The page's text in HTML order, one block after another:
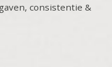
consistentie &